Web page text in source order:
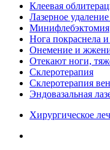
Клеевая
Лазерное
Минифлебэктомия
Нога покраснела
Онемение и
Отекают ноги,
Склеротерапия
Склеротерапия вен
Эндовазальная
Хирургическое